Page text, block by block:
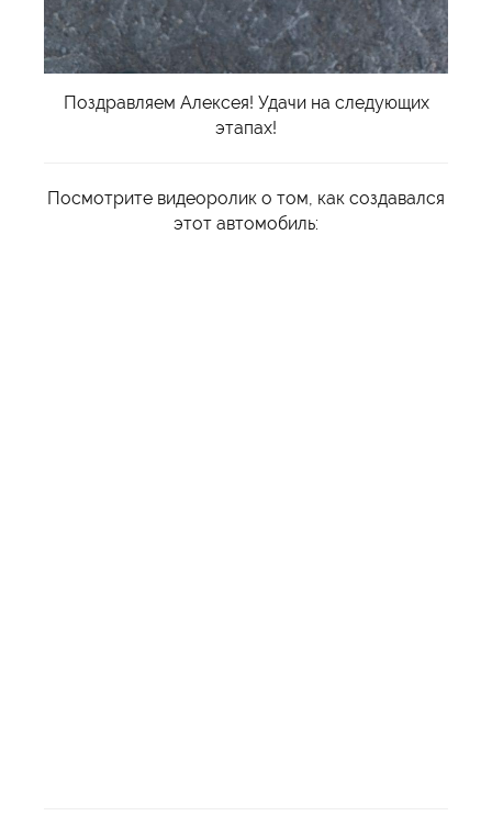
Поздравляем Алексея! Удачи на следующих
этапах!
Посмотрите видеоролик о том, как создавался
этот автомобиль: